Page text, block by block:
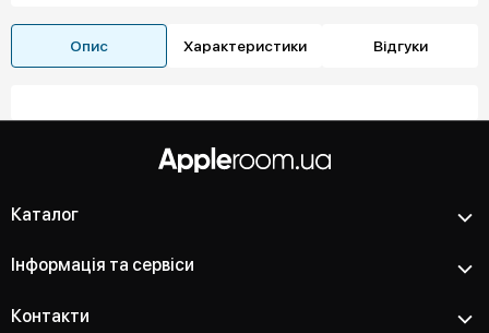
Опис Характеристики Відгуки
Каталог
Інформація та сервіси
Контакти